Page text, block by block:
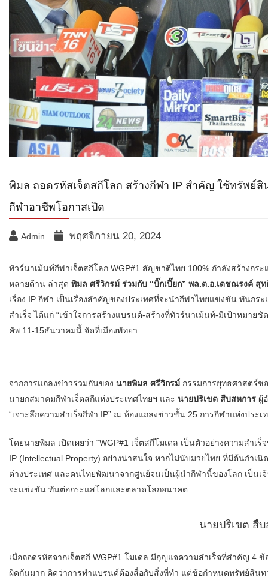
พิมล ถอดรหัสเจ็ตสกีโลก สร้างกีฬา IP สำคัญ ใช้ทรัพย์
กีฬาอาชีพโอกาสเปิด
Admin พฤศจิกายน 20, 2024
ทัวร์นาเม้นท์กีฬาเจ็ตสกีโลก WGP#1 สัญชาติไทย 100% กำลังสร้างกร
หลายด้าน ล่าสุด พิมล ศรีวิกรม์ ร่วมกับ “บิ๊กเปี๊ยก” พล.ต.อ.เดชณรงค์
เรื่อง IP กีฬา เป็นเรื่องสำคัญของประเทศที่จะนำกีฬาไทยแข่งขัน ทันก
สำเร็จ ได้แก่ “เข้าใจการสร้างแบรนด์-สร้างที่ทัวร์นาเม้นท์-มีเป้าหมาย
คัพ 11-15ธันวาคมนี้ จัดที่เมืองพัทยา
จากการแถลงข่าวร่วมกันของ นายพิมล ศรีวิกรม์ กรรมการยุทธศาสตร์ซ
นายกสมาคมกีฬาเจ็ตสกีแห่งประเทศไทยฯ และ นายปริเขต สืบสหการ ผู้
“เจาะลึกความสำเร็จกีฬา IP” ณ ห้องแถลงข่าวชั้น 25 การกีฬาแห่งประเ
โดยนายพิมล เปิดเผยว่า “WGP#1 เจ็ตสกีโมเดล เป็นตัวอย่างความส
IP (Intellectual Property) อย่างน่าสนใจ หากไม่นับมวยไทย ที่มีต้นกำ
ต่างประเทศ และคนไทยพัฒนาจากศูนย์จนเป็นผู้นำกีฬานี้ของโลก เป็น
จะแข่งขัน ทันต่อกระแสโลกและตลาดโลกอนาคต
นายปริเขต สื
เมื่อถอดรหัสจากเจ็ตสกี WGP#1 โมเดล มีกุญแจความสำเร็จที่สำคัญ 4 ข้
ผิดกันมาก คิดว่าการทำแบรนด์ต้องสื่อกับสิ่งที่ทำ แต่ข้อกำหนดทรัพย์สิ